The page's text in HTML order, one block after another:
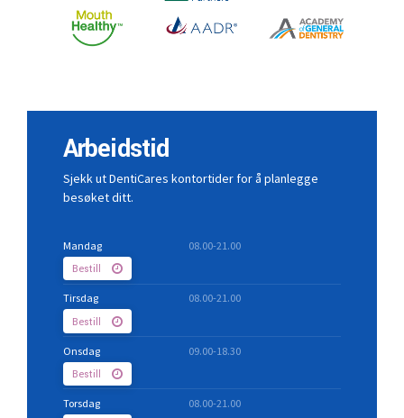
Arbeidstid
Sjekk ut DentiCares kontortider for å planlegge
besøket ditt.
Mandag 08.00-21.00
Bestill
Tirsdag 08.00-21.00
Bestill
Onsdag 09.00-18.30
Bestill
Torsdag 08.00-21.00